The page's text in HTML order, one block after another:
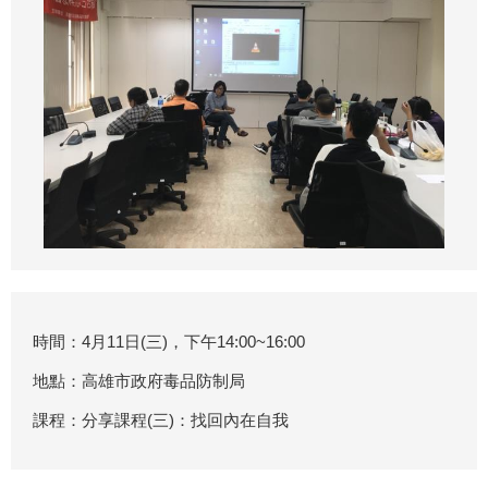
時間：4月11日(三)，下午14:00~16:00
地點：高雄市政府毒品防制局
課程：分享課程(三)：找回內在自我